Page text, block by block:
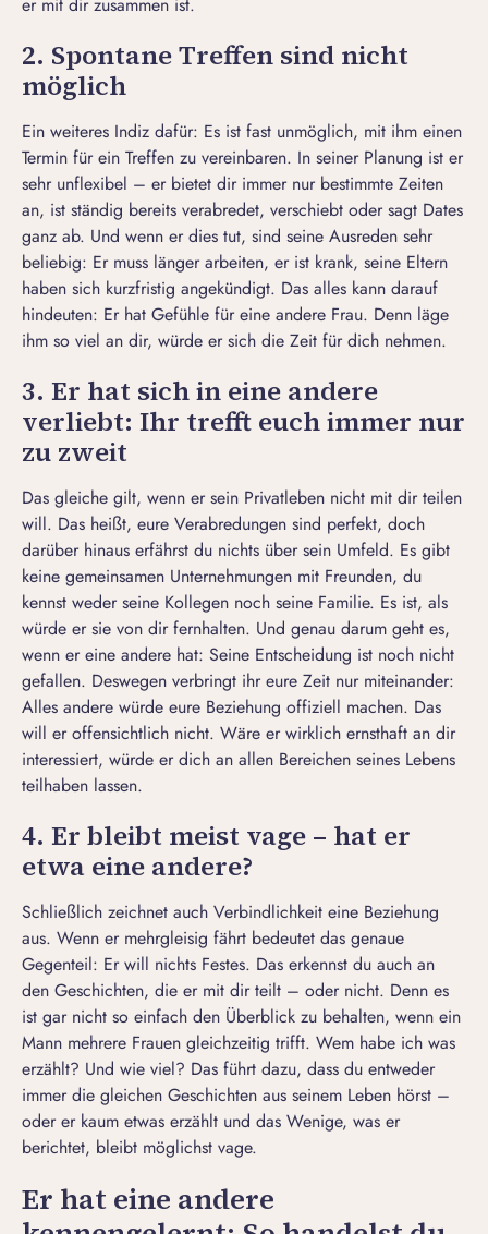
er mit dir zusammen ist.
2. Spontane Treffen sind nicht
möglich
Ein weiteres Indiz dafür: Es ist fast unmöglich, mit ihm einen
Termin für ein Treffen zu vereinbaren. In seiner Planung ist er
sehr unflexibel – er bietet dir immer nur bestimmte Zeiten
an, ist ständig bereits verabredet, verschiebt odersagt Dates
ganz ab. Und wenn er dies tut, sind seine Ausreden sehr
beliebig: Er muss länger arbeiten, er ist krank, seine Eltern
haben sich kurzfristig angekündigt. Das alles kann darauf
hindeuten: Er hat Gefühle für eine andere Frau. Denn läge
ihm so viel an dir, würde er sich die Zeit für dich nehmen.
3. Er hat sich in eine andere
verliebt: Ihr trefft euch immer nur
zu zweit
Das gleiche gilt, wenn er sein Privatleben nicht mit dir teilen
will. Das heißt, eure Verabredungen sind perfekt, doch
darüber hinaus erfährst du nichts über sein Umfeld. Es gibt
keine gemeinsamen Unternehmungen mit Freunden, du
kennst weder seine Kollegen noch seine Familie. Es ist, als
würde er sie von dir fernhalten. Und genau darum geht es,
wenn er eine andere hat: Seine Entscheidung ist noch nicht
gefallen. Deswegen verbringt ihr eure Zeit nur miteinander:
Alles andere würde eure Beziehung offiziell machen. Das
will er offensichtlich nicht. Wäre er wirklich ernsthaft an dir
interessiert, würde er dich an allen Bereichen seines Lebens
teilhaben lassen.
4. Er bleibt meist vage – hat er
etwa eine andere?
Schließlich zeichnet auch Verbindlichkeit eine Beziehung
aus. Wenn er mehrgleisig fährt bedeutet das genaue
Gegenteil: Er will nichts Festes. Das erkennst du auch an
den Geschichten, die er mit dir teilt – oder nicht. Denn es
ist gar nicht so einfach den Überblick zu behalten, wenn ein
Mann mehrere Frauen gleichzeitig trifft. Wem habe ich was
erzählt? Und wie viel? Das führt dazu, dass du entweder
immer die gleichen Geschichten aus seinem Leben hörst –
oder er kaum etwas erzählt und das Wenige, was er
berichtet, bleibt möglichst vage.
Er hat eine andere